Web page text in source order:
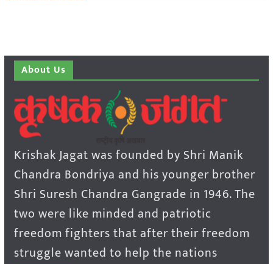
About Us
Krishak Jagat was founded by Shri Manik
Chandra Bondriya and his younger brother
Shri Suresh Chandra Gangrade in 1946. The
two were like minded and patriotic
freedom fighters that after their freedom
struggle wanted to help the nations